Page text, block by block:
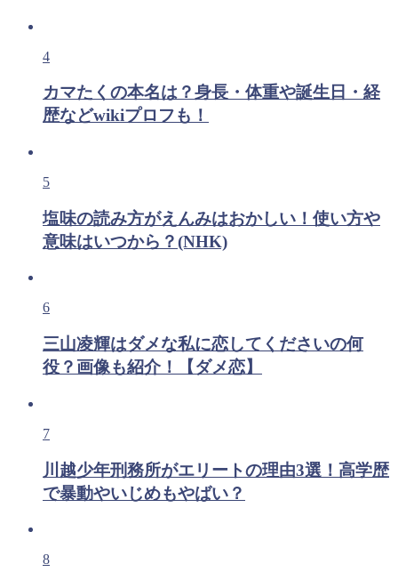
4
カマたくの本名は？身長・体重や誕生日・経
歴などwikiプロフも！
5
塩味の読み方がえんみはおかしい！使い方や
意味はいつから？(NHK)
6
三山凌輝はダメな私に恋してくださいの何
役？画像も紹介！【ダメ恋】
7
川越少年刑務所がエリートの理由3選！高学歴
で暴動やいじめもやばい？
8